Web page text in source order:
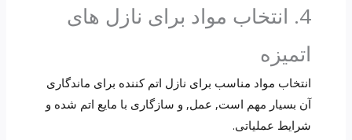
4. انتخاب مواد برای نازل های
اتمیزه
انتخاب مواد مناسب برای نازل اتم کننده برای ماندگاری
آن بسیار مهم است, عمل, و سازگاری با مایع اتم شده و
شرایط عملیاتی.